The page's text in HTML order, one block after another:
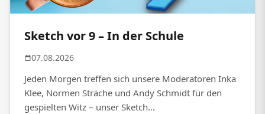
Sketch vor 9 – In der Schule
07.08.2026
Jeden Morgen treffen sich unsere Moderatoren Inka
Klee, Normen Sträche und Andy Schmidt für den
gespielten Witz – unser Sketch...